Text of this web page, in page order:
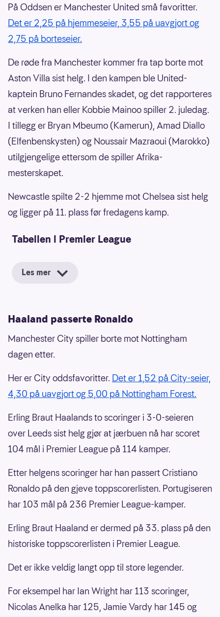
På Oddsen er Manchester United små favoritter.
Det er 2,25 på hjemmeseier, 3,55 på uavgjort og
2,75 på borteseier.
De røde fra Manchester kommer fra tap borte mot
Aston Villa sist helg. I den kampen ble United-
kaptein Bruno Fernandes skadet, og det rapporteres
at verken han eller Kobbie Mainoo spiller 2. juledag.
I tillegg er Bryan Mbeumo (Kamerun), Amad Diallo
(Elfenbenskysten) og Noussair Mazraoui (Marokko)
utilgjengelige ettersom de spiller Afrika-
mesterskapet.
Newcastle spilte 2-2 hjemme mot Chelsea sist helg
og ligger på 11. plass før fredagens kamp.
Tabellen i Premier League
Les mer
Haaland passerte Ronaldo
Manchester City spiller borte mot Nottingham
dagen etter.
Her er City oddsfavoritter. Det er 1,52 på City-seier,
4,30 på uavgjort og 5,00 på Nottingham Forest.
Erling Braut Haalands to scoringer i 3-0-seieren
over Leeds sist helg gjør at jærbuen nå har scoret
104 mål i Premier League på 114 kamper.
Etter helgens scoringer har han passert Cristiano
Ronaldo på den gjeve toppscorerlisten. Portugiseren
har 103 mål på 236 Premier League-kamper.
Erling Braut Haaland er dermed på 33. plass på den
historiske toppscorerlisten i Premier League.
Det er ikke veldig langt opp til store legender.
For eksempel har Ian Wright har 113 scoringer,
Nicolas Anelka har 125, Jamie Vardy har 145 og